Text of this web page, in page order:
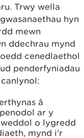
Trwy wella
hyn
mewn
ddechrau mynd
cenedlaethol
penderfyniadau
â
ar y
o lygredd
mynd i'r